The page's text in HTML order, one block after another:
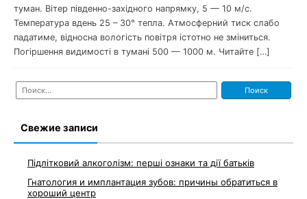
туман. Вітер південно-західного напрямку, 5 — 10 м/с.
Температура вдень 25 – 30° тепла. Атмосферний тиск слабо
падатиме, відносна вологість повітря істотно не зміниться.
Погіршення видимості в тумані 500 — 1000 м. Читайте […]
Найти:
Свежие записи
Підлітковий алкоголізм: перші ознаки та дії батьків
Гнатология и имплантация зубов: причины обратиться в
хороший центр